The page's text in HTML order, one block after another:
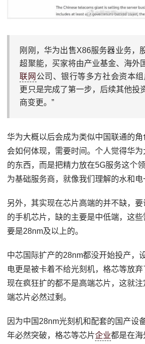
刚刚，华为出售X86服务器业务，
超聚能，买家将由产业基金、海外
联网 公司、银行等多方社会资本
更只是完成了第一步，后续其他投
商变更。”
华为大概以后会成为类似中国联通的
会如何体现，需要时间。个人觉得华
的东西，而是把精力放在5G服务这个
为基础服务商，就像我们理解的水和电
另外，其实现在芯片高端的并不缺，
的手机芯片，缺的主要是中低端，这
要是28nm及以上的。
中芯国际扩产的28nm都没开始投产，
电更是被卡着不给光刻机，格芯等放弃
现在疯狂扩的都不是高端芯片，这就
端芯片必然过剩。
因为中国28nm光刻机和配套的国产设
年必然突破，格芯等芯片企业都是在